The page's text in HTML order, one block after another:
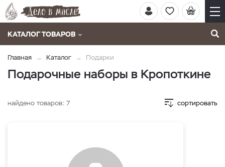
КАТАЛОГ ТОВАРОВ
Главная Каталог Подарки
Подарочные наборы в Кропоткине
найдено товаров: 7 сортировать